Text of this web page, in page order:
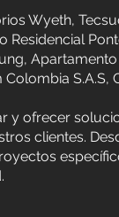
Wyeth,
S.A.S,
y ofrecer
clientes.